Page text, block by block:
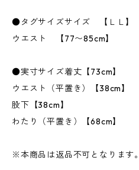
●タグサイズサイズ 【ＬＬ】
ウエスト 【77〜85cm】
●実寸サイズ着丈【73cm】
ウエスト（平置き）【38cm】
股下【38cm】
わたり（平置き）【68cm】
※本商品は返品不可となります。